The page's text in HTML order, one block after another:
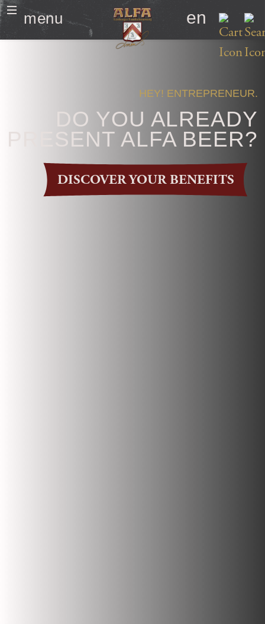
menu en
HEY! ENTREPRENEUR.
DO YOU ALREADY
PRESENT ALFA BEER?
DISCOVER YOUR BENEFITS